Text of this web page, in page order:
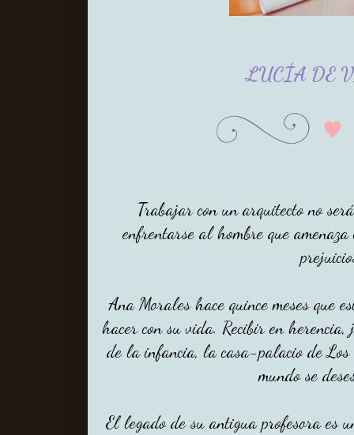
LUCÍA DE
Trabajar con un arquitecto no
enfrentarse al hombre que
Ana Morales hace quince meses que
hacer con su vida. Recibir en herencia,
de la infancia, la casa-palacio de Los
mundo se
El legado de su antigua profesora es